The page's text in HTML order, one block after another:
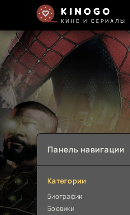
KINOGO
КИНО И СЕРИАЛЫ
Панель навигации
Категории
Биографии
Боевики